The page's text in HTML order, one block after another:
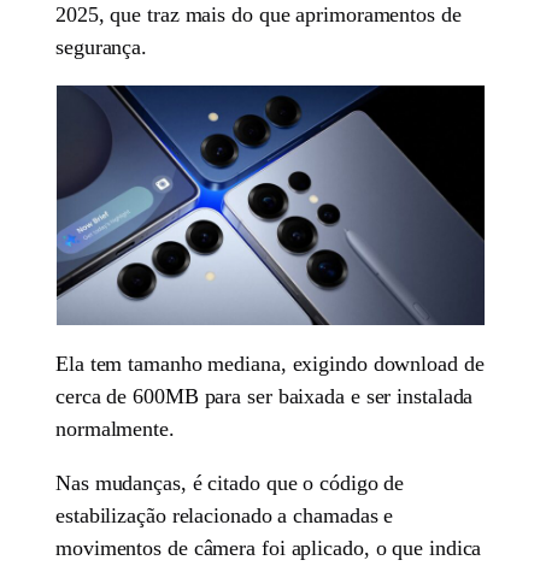
2025, que traz mais do que aprimoramentos de
segurança.
Ela tem tamanho mediana, exigindo download de
cerca de 600MB para ser baixada e ser instalada
normalmente.
Nas mudanças, é citado que o código de
estabilização relacionado a chamadas e
movimentos de câmera foi aplicado, o que indica